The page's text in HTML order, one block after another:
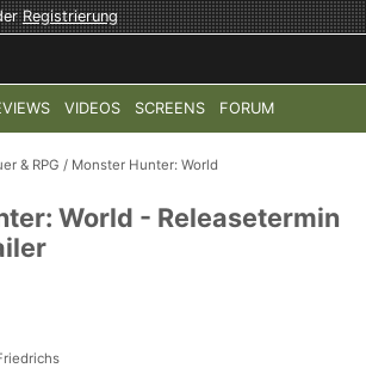
Registrierung
VIDEOS SCREENS FORUM
MODERN WARFARE 4 HALO:
& RPG / Monster Hunter: World
World - Releasetermin